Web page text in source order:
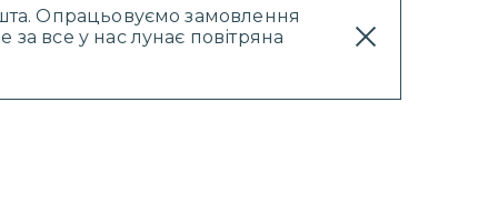
Опрацьовуємо замовлення
все у нас лунає повітряна